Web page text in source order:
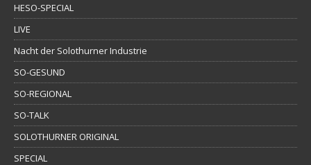
HESO-SPECIAL
LIVE
Nacht der Solothurner Industrie
SO-GESUND
SO-REGIONAL
SO-TALK
SOLOTHURNER ORIGINAL
SPECIAL